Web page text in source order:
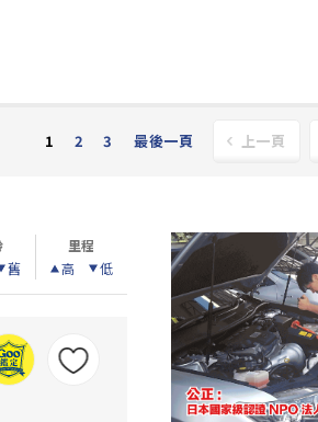
1 2 3 最後一頁 上一頁
舊
里程
高
低